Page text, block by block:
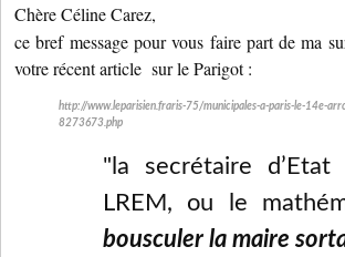
Chère Céline Carez,
ce bref message pour vous faire part de ma
votre récent article sur le Parigot :
http://www.leparisien.fraris-75/municipales-a-paris-le-14e-
8273673.php
"la secrétaire
LREM, ou le
bousculer la maire